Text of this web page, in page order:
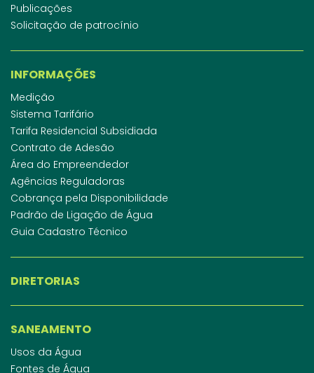
Publicações
Solicitação de patrocínio
INFORMAÇÕES
Medição
Sistema Tarifário
Tarifa Residencial Subsidiada
Contrato de Adesão
Área do Empreendedor
Agências Reguladoras
Cobrança pela Disponibilidade
Padrão de Ligação de Água
Guia Cadastro Técnico
DIRETORIAS
SANEAMENTO
Usos da Água
Fontes de Água